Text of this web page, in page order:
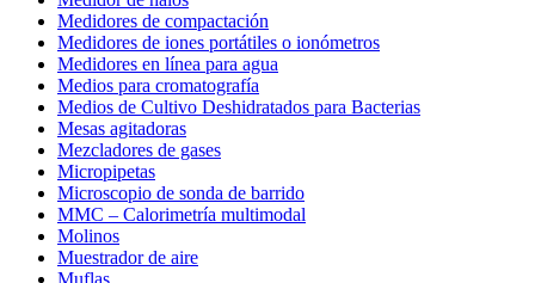
Medidores de compactación
Medidores de iones portátiles o ionómetros
Medidores en línea para agua
Medios para cromatografía
Medios de Cultivo Deshidratados para Bacterias
Mesas agitadoras
Mezcladores de gases
Micropipetas
Microscopio de sonda de barrido
MMC – Calorimetría multimodal
Molinos
Muestrador de aire
Muflas